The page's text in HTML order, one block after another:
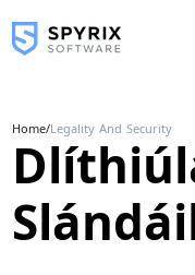
Home/Legality And Security